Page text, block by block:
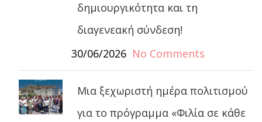
δημιουργικότητα και τη
διαγενεακή σύνδεση!
30/06/2026 No Comments
Μια ξεχωριστή ημέρα πολιτισμού
για το πρόγραμμα «Φιλία σε κάθε